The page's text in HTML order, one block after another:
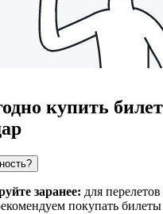
купить
заранее: для
покупать